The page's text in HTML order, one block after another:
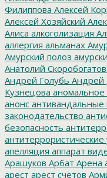
Филиппова Алексей
Алексей Хозяйский
Алиса алкоголизация
аллергия альманах
Амурский полоз
Анатолий Скоробогатов
Андрей Голубь Андрей
Кузнецова аномальное
анонс
законодательство
безопасность
антитеррористические
апелляция аппарат
Арашуков Арбат Арена
арест арест счетов